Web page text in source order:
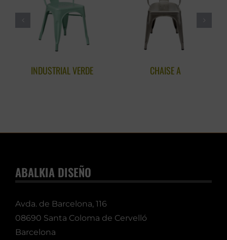
INDUSTRIAL VERDE CHAISE A
ABALKIA DISEÑO
Avda. de Barcelona, 116
08690 Santa Coloma de Cervelló
Barcelona